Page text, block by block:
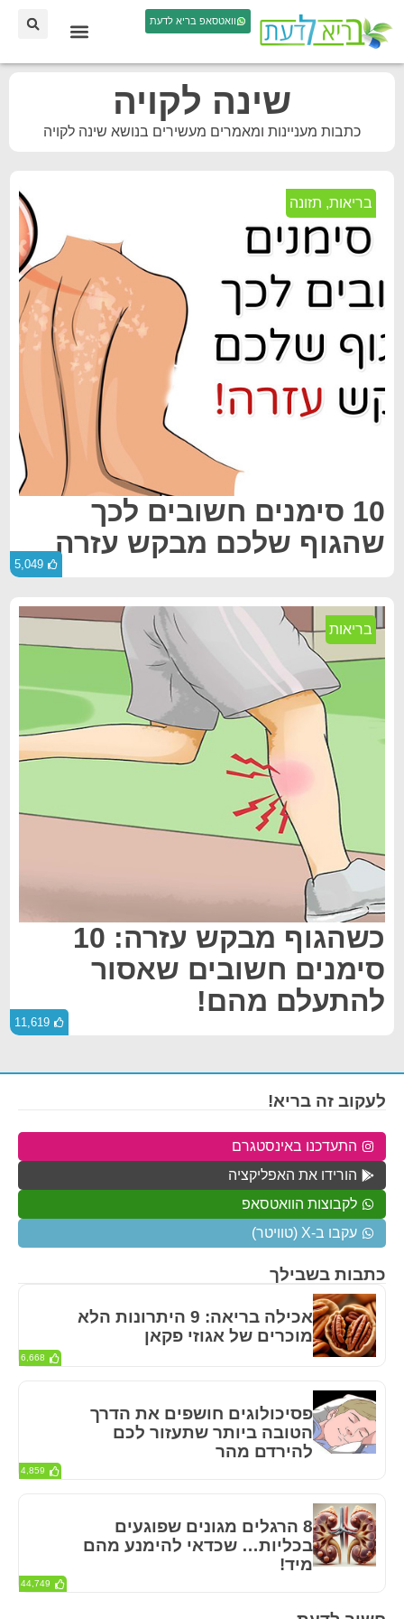
וואטסאפ בריא לדעת
שינה לקויה
כתבות מעניינות ומאמרים מעשירים בנושא שינה לקויה
בריאות, תזונה
10 סימנים חשובים לכך
שהגוף שלכם מבקש עזרה
5,049
בריאות
כשהגוף מבקש עזרה: 10
סימנים חשובים שאסור
להתעלם מהם!
11,619
כתבות בשבילך
אכילה בריאה: 9 היתרונות הלא
מוכרים של אגוזי פקאן
6,668
פסיכולוגים חושפים את הדרך
הטובה ביותר שתעזור לכם
להירדם מהר
4,859
8 הרגלים מגונים שפוגעים
בכליות… שכדאי להימנע מהם
מיד!
44,749
לעקוב זה בריא!
התעדכנו באינסטגרם
הורידו את האפליקציה
לקבוצות הוואטסאפ
עקבו ב-X (טוויטר)